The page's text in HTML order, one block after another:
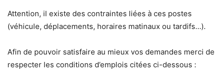
Attention, il existe des contraintes liées à ces postes
(véhicule, déplacements, horaires matinaux ou tardifs…).
Afin de pouvoir satisfaire au mieux vos demandes merci de
respecter les conditions d’emplois citées ci-dessous :